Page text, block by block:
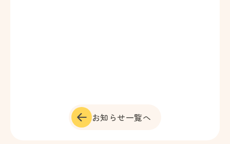
お知らせ一覧へ